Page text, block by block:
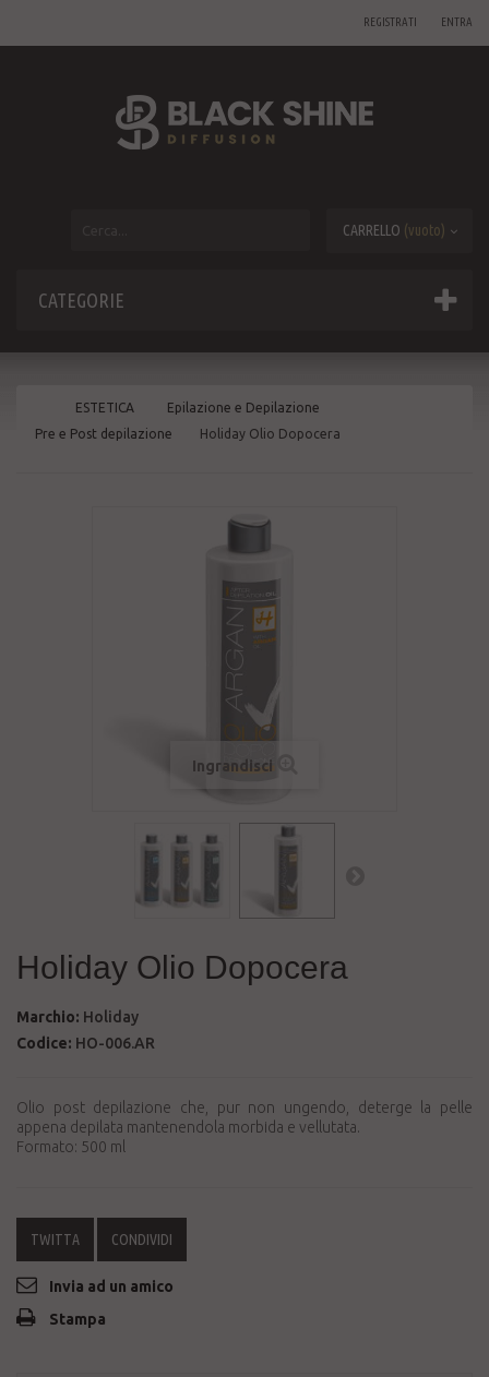
ENTRA
REGISTRATI
CARRELLO (vuoto)
CATEGORIE
ESTETICA
Epilazione e Depilazione
Pre e Post depilazione
Holiday Olio Dopocera
Ingrandisci
Holiday Olio Dopocera
Marchio: Holiday
Codice: HO-006.AR
Olio post depilazione che, pur non ungendo, deterge la pelle
appena depilata mantenendola morbida e vellutata.
Formato: 500 ml
TWITTA CONDIVIDI
Invia ad un amico
Stampa